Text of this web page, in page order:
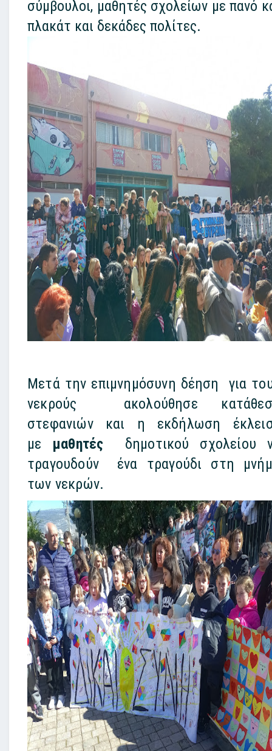
σύμβουλοι, μαθητές σχολείων με πανό
πλακάτ και δεκάδες πολίτες.
Μετά την επιμνημόσυνη δέηση για
νεκρούς ακολούθησε
στεφανιών και η εκδήλωση
με μαθητές
δημοτικού σχολείου
τραγουδούν ένα τραγούδι στη
των νεκρών.